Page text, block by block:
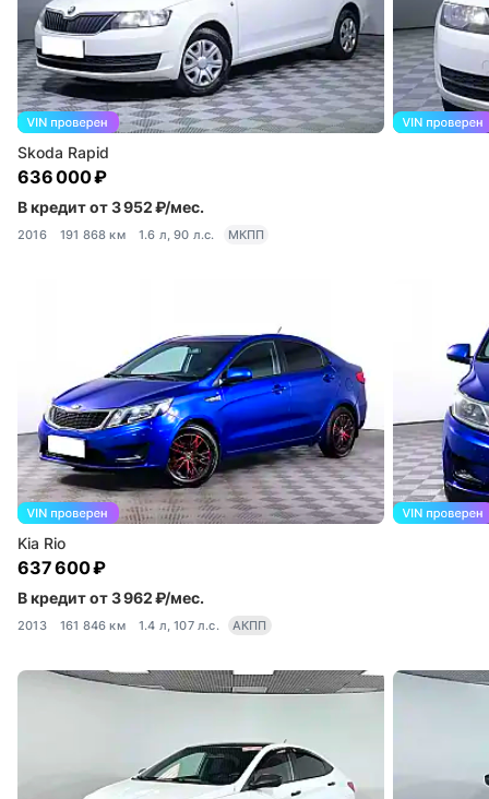
Skoda Rapid
636 000 ₽
В кредит от 3 952 ₽/мес.
2016 191 868 км 1.6 л, 90 л.с. МКПП
Kia Rio
637 600 ₽
В кредит от 3 962 ₽/мес.
2013 161 846 км 1.4 л, 107 л.с. АКПП